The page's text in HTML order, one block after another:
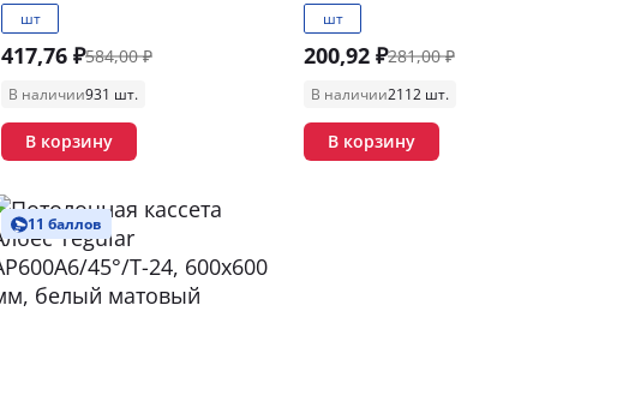
шт
417,76 ₽584,00 ₽
В наличии931 шт.
В корзину
шт
200,92 ₽281,00 ₽
В наличии2112 шт.
В корзину
11 баллов